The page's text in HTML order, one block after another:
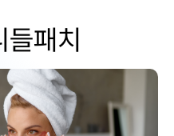
패치